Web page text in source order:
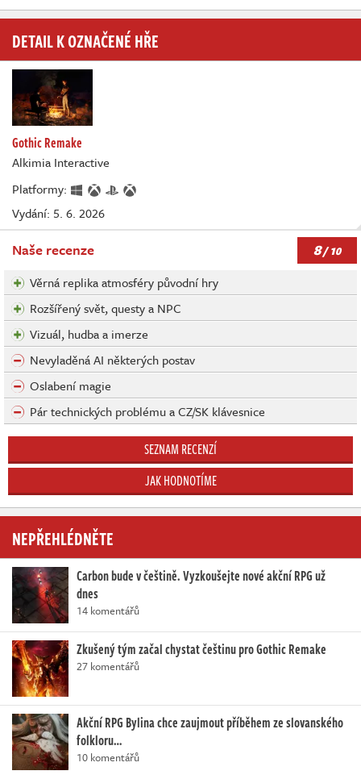
DETAIL K OZNAČENÉ HŘE
Gothic Remake
Alkimia Interactive
Platformy:
Vydání: 5. 6. 2026
Naše recenze 8/ 10
Věrná replika atmosféry původní hry
Rozšířený svět, questy a NPC
Vizuál, hudba a imerze
Nevyladěná AI některých postav
Oslabení magie
Pár technických problému a CZ/SK klávesnice
SEZNAM RECENZÍ
JAK HODNOTÍME
NEPŘEHLÉDNĚTE
Carbon bude v češtině. Vyzkoušejte nové akční RPG už
dnes
14 komentářů
Zkušený tým začal chystat češtinu pro Gothic Remake
27 komentářů
Akční RPG Bylina chce zaujmout příběhem ze slovanského
folkloru…
10 komentářů